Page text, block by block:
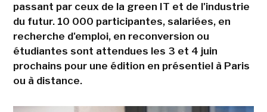
passant par ceux de la green IT et de l'industrie
du futur. 10 000 participantes, salariées, en
recherche d'emploi, en reconversion ou
étudiantes sont attendues les 3 et 4 juin
prochains pour une édition en présentiel à Paris
ou à distance.